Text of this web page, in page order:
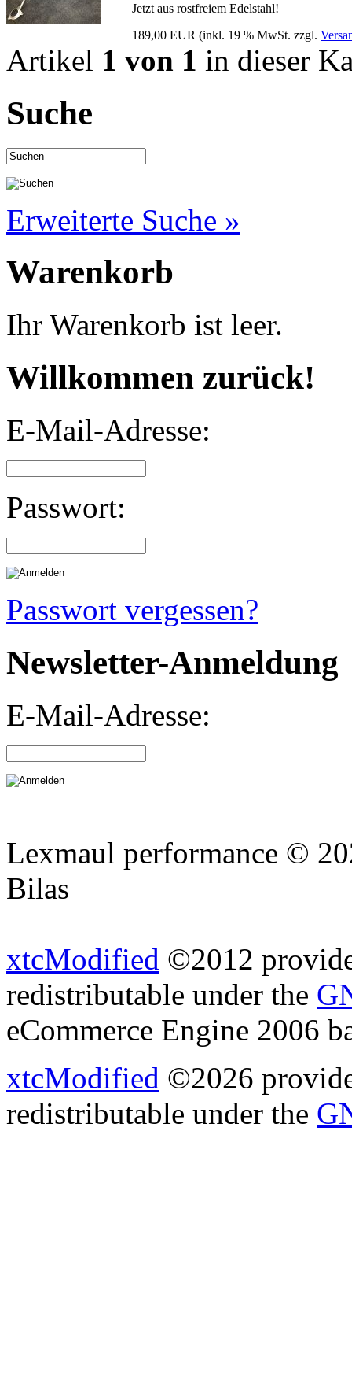
Jetzt aus rostfreiem Edelstahl!
189,00 EUR (inkl. 19 % MwSt. zzgl.
Artikel 1 von 1 in dieser
Suche
Erweiterte Suche »
Warenkorb
Ihr Warenkorb ist leer.
Willkommen zurück!
E-Mail-Adresse:
Passwort:
Passwort vergessen?
Newsletter-Anmeldung
E-Mail-Adresse:
Lexmaul performance ©
Bilas
xtcModified ©2012
redistributable under the
eCommerce Engine 2006
xtcModified ©2026
redistributable under the